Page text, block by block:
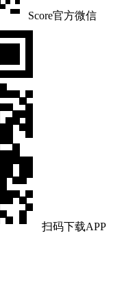
Score官方微信
扫码下载APP